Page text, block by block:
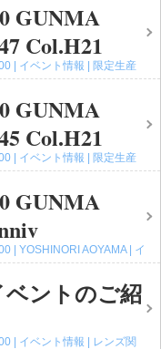
GUNMA
Col.H21
イベント情報
限定生産
GUNMA
Col.H21
イベント情報
限定生産
GUNMA
YOSHINORI AOYAMA
イ
ベントのご紹
イベント情報
レンズ関